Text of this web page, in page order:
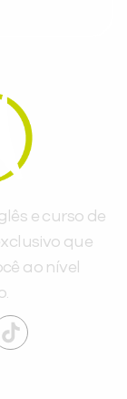
e curso de
que
ao nível